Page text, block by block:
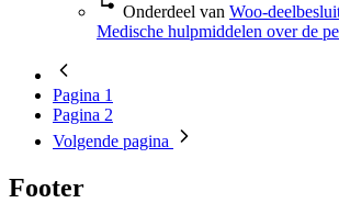
Onderdeel van Woo-
Medische hulpmiddelen over de
Pagina 1
Pagina 2
Volgende pagina
Footer